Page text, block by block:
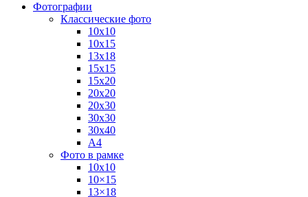
Фотографии
Классические фото
10х10
10х15
13х18
15х15
15х20
20х20
20х30
30х30
30х40
А4
Фото в рамке
10х10
10×15
13×18